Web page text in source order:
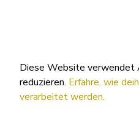
Diese Website verwendet
reduzieren. Erfahre, wie
verarbeitet werden.